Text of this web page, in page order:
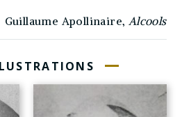
Guillaume Apollinaire, Alcools